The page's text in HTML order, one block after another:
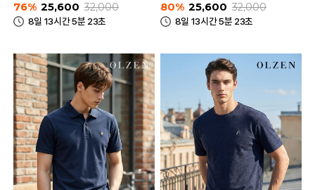
76% 25,600 32,000
8일 13시간 5분 23초
80% 25,600 32,000
8일 13시간 5분 23초